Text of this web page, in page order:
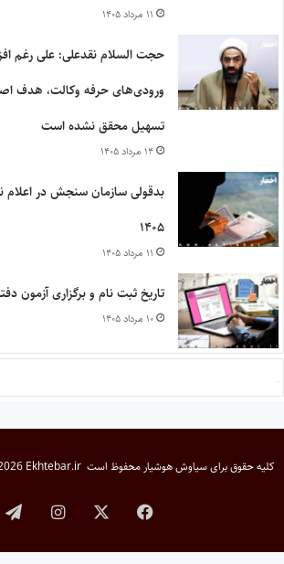
۱۱ مرداد ۱۴۰۵
حجت السلام نقدعلی: علی رغم
ورودی‌های حرفه وکالت، هدف
تسهیل محقق نشده است
۱۴ مرداد ۱۴۰۵
بدقولی سازمان سنجش در اعلام
۱۴۰۵
۱۱ مرداد ۱۴۰۵
تاریخ ثبت نام و برگزاری آزمون
۱۰ مرداد ۱۴۰۵
کلیه حقوق برایسیاوش هوشیار محفوظ است Ekhtebar.ir